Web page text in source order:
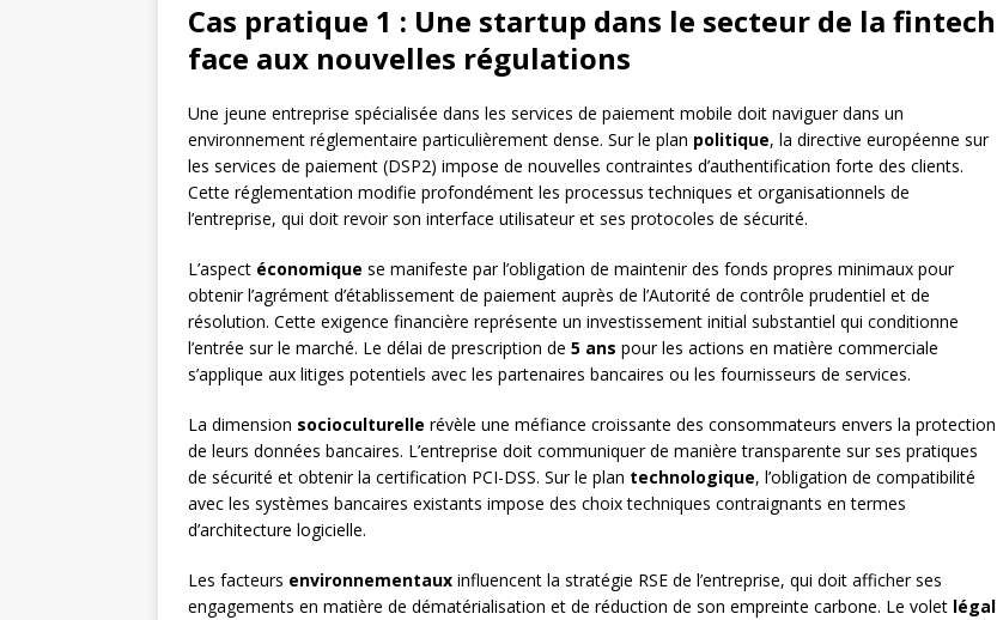
Cas pratique 1 : Une startup dans le secteur de la fintech
face aux nouvelles régulations
Une jeune entreprise spécialisée dans les services de paiement mobile doit naviguer dans un
environnement réglementaire particulièrement dense. Sur le plan politique, la directive européenne sur
les services de paiement (DSP2) impose de nouvelles contraintes d’authentification forte des clients.
Cette réglementation modifie profondément les processus techniques et organisationnels de
l’entreprise, qui doit revoir son interface utilisateur et ses protocoles de sécurité.
L’aspect économique se manifeste par l’obligation de maintenir des fonds propres minimaux pour
obtenir l’agrément d’établissement de paiement auprès de l’Autorité de contrôle prudentiel et de
résolution. Cette exigence financière représente un investissement initial substantiel qui conditionne
l’entrée sur le marché. Le délai de prescription de 5 ans pour les actions en matière commerciale
s’applique aux litiges potentiels avec les partenaires bancaires ou les fournisseurs de services.
La dimension socioculturelle révèle une méfiance croissante des consommateurs envers la protection
de leurs données bancaires. L’entreprise doit communiquer de manière transparente sur ses pratiques
de sécurité et obtenir la certification PCI-DSS. Sur le plan technologique, l’obligation de compatibilité
avec les systèmes bancaires existants impose des choix techniques contraignants en termes
d’architecture logicielle.
Les facteurs environnementaux influencent la stratégie RSE de l’entreprise, qui doit afficher ses
engagements en matière de dématérialisation et de réduction de son empreinte carbone. Le volet légal